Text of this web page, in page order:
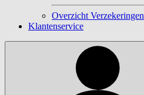
Overzicht Verzekeringen
Klantenservice